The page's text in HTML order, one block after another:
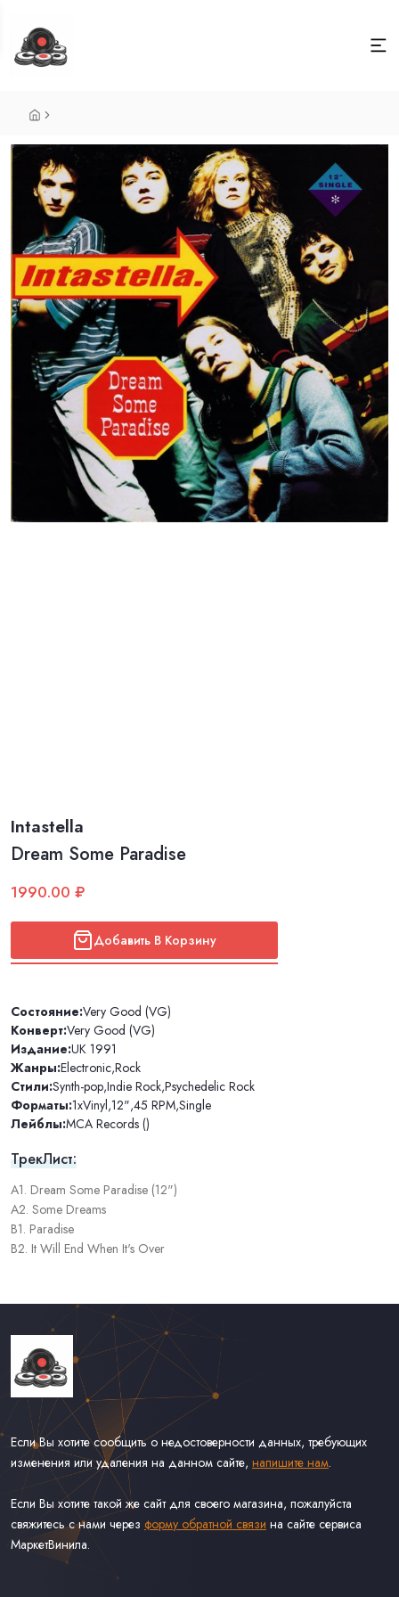
Intastella
Dream Some Paradise
1990.00 ₽
Добавить В Корзину
Состояние:Very Good (VG)
Конверт:Very Good (VG)
Издание:UK 1991
Жанры:Electronic,Rock
Стили:Synth-pop,Indie Rock,Psychedelic Rock
Форматы:1xVinyl,12",45 RPM,Single
Лейблы:MCA Records ()
ТрекЛист:
A1. Dream Some Paradise (12")
A2. Some Dreams
B1. Paradise
B2. It Will End When It's Over
Если Вы хотите сообщить о недостоверности данных, требующих
изменения или удаления на данном сайте, напишите нам.
Если Вы хотите такой же сайт для своего магазина, пожалуйста
свяжитесь с нами через форму обратной связи на сайте сервиса
МаркетВинила.
Каталог Винила, CD и Кассет